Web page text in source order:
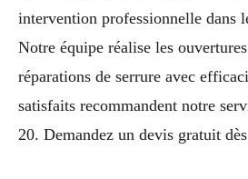
intervention professionnelle dans
Notre équipe réalise les
réparations de serrure avec
satisfaits recommandent notre
20. Demandez un devis gratuit